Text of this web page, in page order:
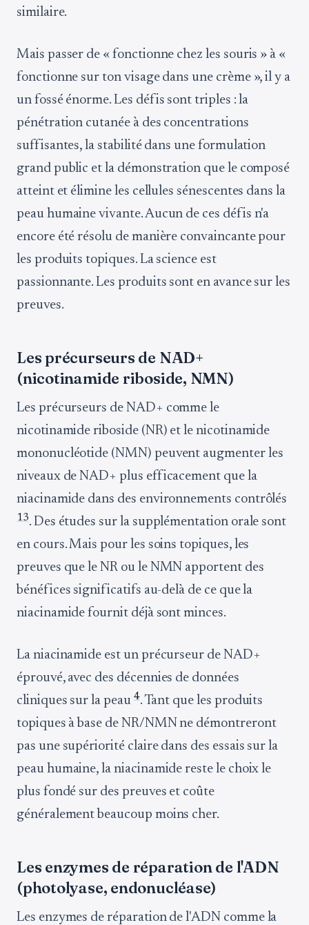
similaire.
Mais passer de « fonctionne chez les souris » à «
fonctionne sur ton visage dans une crème », il y a
un fossé énorme. Les défis sont triples : la
pénétration cutanée à des concentrations
suffisantes, la stabilité dans une formulation
grand public et la démonstration que le composé
atteint et élimine les cellules sénescentes dans la
peau humaine vivante. Aucun de ces défis n'a
encore été résolu de manière convaincante pour
les produits topiques. La science est
passionnante. Les produits sont en avance sur les
preuves.
Les précurseurs de NAD+
(nicotinamide riboside, NMN)
Les précurseurs de NAD+ comme le
nicotinamide riboside (NR) et le nicotinamide
mononucléotide (NMN) peuvent augmenter les
niveaux de NAD+ plus efficacement que la
niacinamide dans des environnements contrôlés
13. Des études sur la supplémentation orale sont
en cours. Mais pour les soins topiques, les
preuves que le NR ou le NMN apportent des
bénéfices significatifs au-delà de ce que la
niacinamide fournit déjà sont minces.
La niacinamide est un précurseur de NAD+
éprouvé, avec des décennies de données
cliniques sur la peau 4. Tant que les produits
topiques à base de NR/NMN ne démontreront
pas une supériorité claire dans des essais sur la
peau humaine, la niacinamide reste le choix le
plus fondé sur des preuves et coûte
généralement beaucoup moins cher.
Les enzymes de réparation de l'ADN
(photolyase, endonucléase)
Les enzymes de réparation de l'ADN comme la